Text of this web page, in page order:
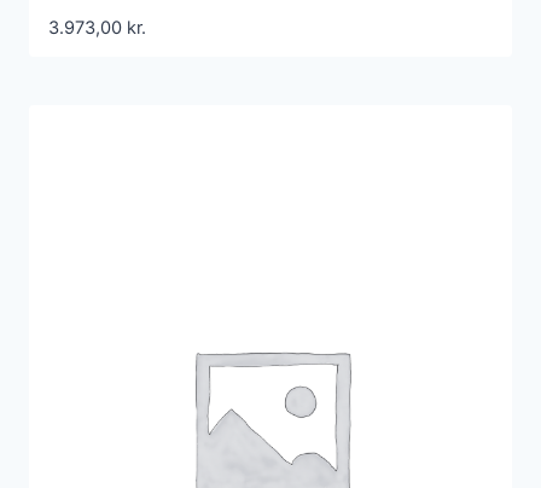
RAM – 256 GB SSD – Nordic –
3.973,00 kr.